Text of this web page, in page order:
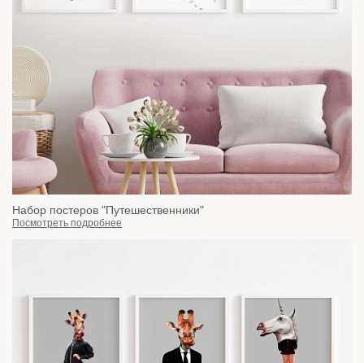
Набор постеров "Путешественники"
Посмотреть подробнее